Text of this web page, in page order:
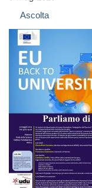
Ascolta